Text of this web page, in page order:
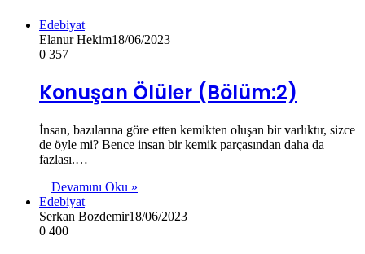
Edebiyat
Elanur Hekim18/06/2023
0 357
Konuşan Ölüler (Bölüm:2)
İnsan, bazılarına göre etten kemikten oluşan bir varlıktır, sizce
de öyle mi? Bence insan bir kemik parçasından daha da
fazlası.…
Devamını Oku »
Edebiyat
Serkan Bozdemir18/06/2023
0 400